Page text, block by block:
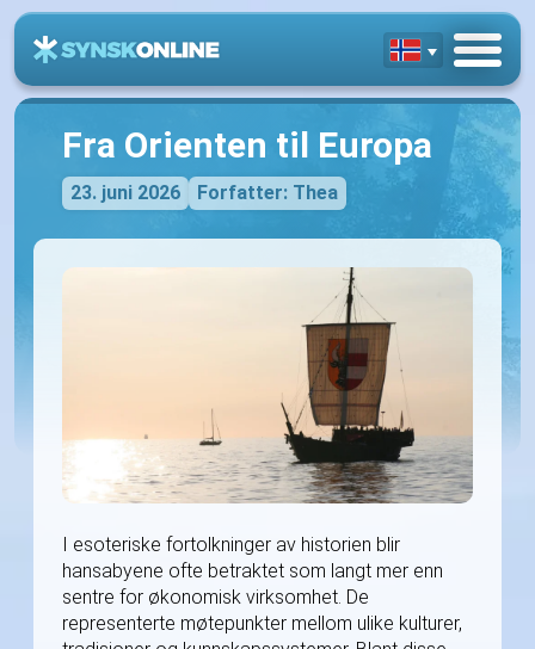
Fra Orienten til Europa
23. juni 2026 Forfatter: Thea
I esoteriske fortolkninger av historien blir
hansabyene ofte betraktet som langt mer enn
sentre for økonomisk virksomhet. De
representerte møtepunkter mellom ulike kulturer,